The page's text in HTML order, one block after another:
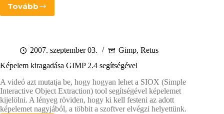
TovábbHogyan
szint
(Auto
2007. szeptember 03. Gimp, Retus
Képelem kiragadása GIMP 2.4 segítségével
A videó azt mutatja be, hogy hogyan lehet a SIOX (Simple
Interactive Object Extraction) tool segítségével képelemet
kijelölni. A lényeg röviden, hogy ki kell festeni az adott
képelemet nagyjából, a többit a szoftver elvégzi helyettünk.